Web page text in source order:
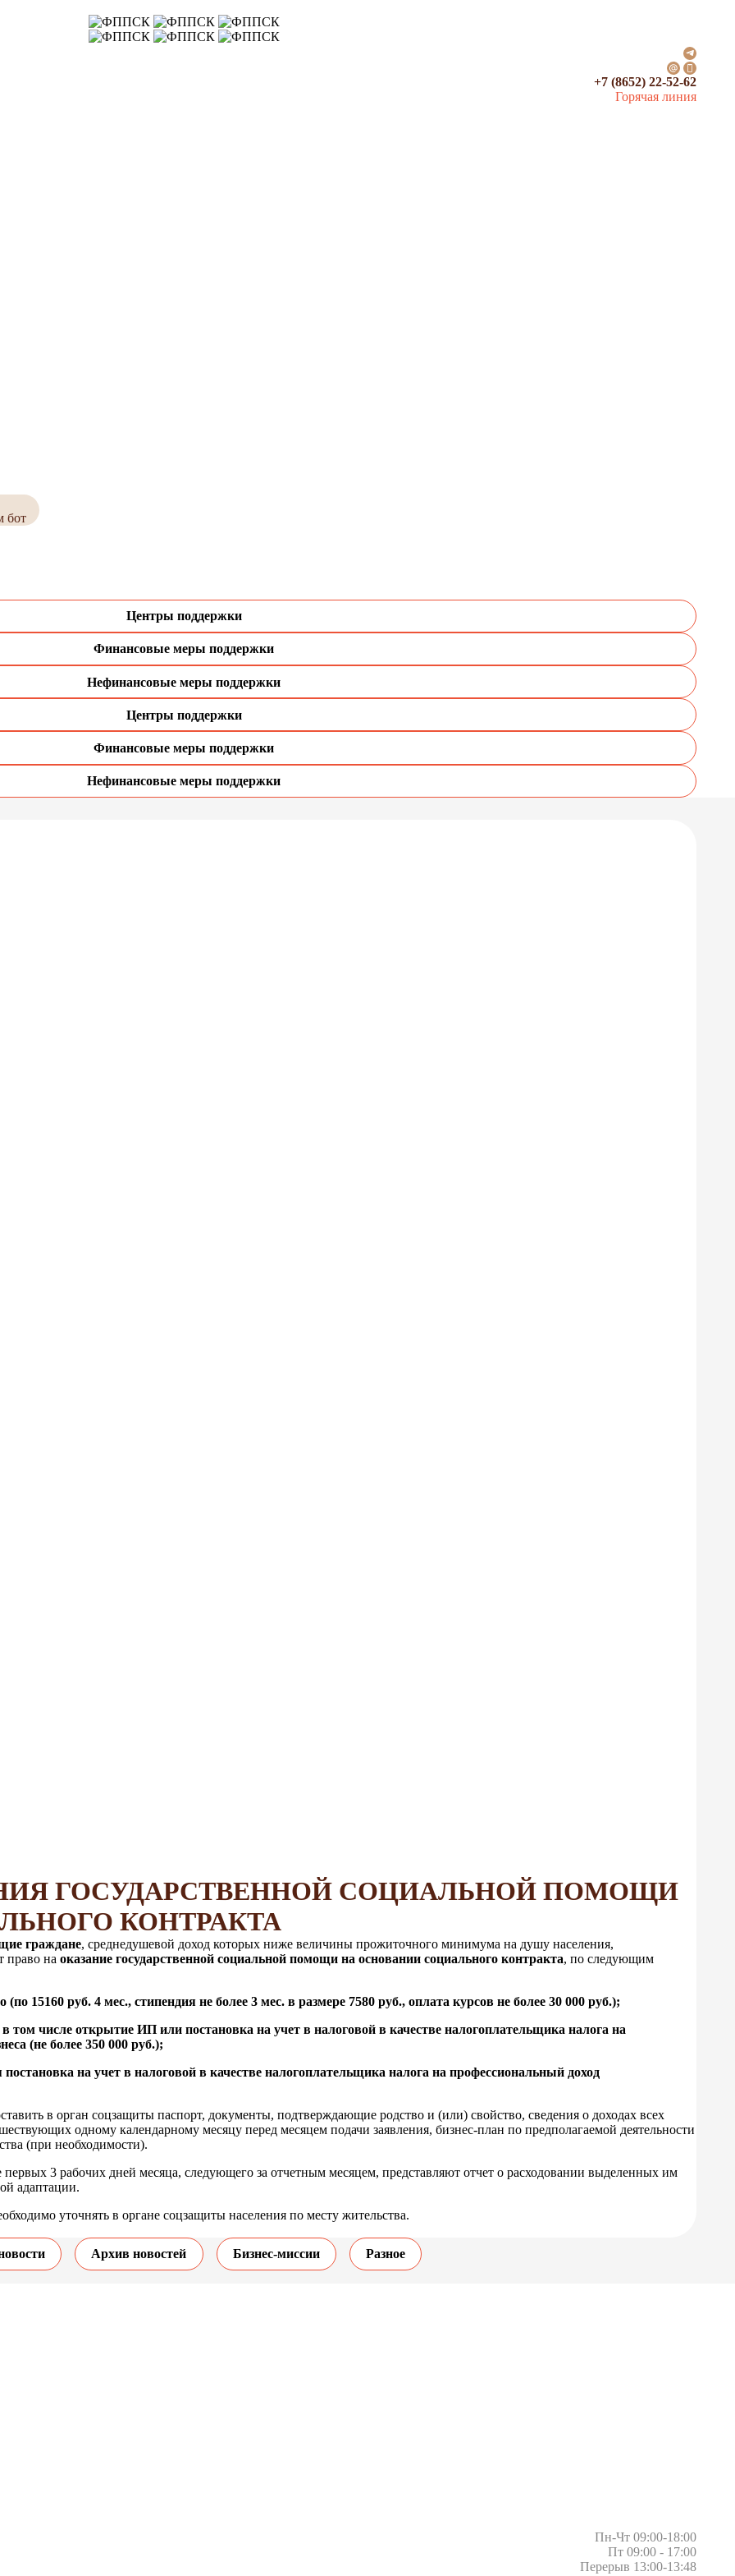
+7 (8652) 22-52-62
Горячая линия
бот
Центры поддержки
Финансовые меры поддержки
Нефинансовые меры поддержки
Центры поддержки
Финансовые меры поддержки
Нефинансовые меры поддержки
ГОСУДАРСТВЕННОЙ СОЦИАЛЬНОЙ ПОМОЩИ
КОНТРАКТА
граждане, среднедушевой доход которых ниже величины прожиточного минимума на душу населения,
право наоказание государственной социальной помощи на основании социального контракта, по следующим
15160 руб. 4 мес., стипендия не более 3 мес. в размере 7580 руб., оплата курсов не более 30 000 руб.);
том числе открытие ИП или постановка на учет в налоговой в качестве налогоплательщика налога на
(не более 350 000 руб.);
постановка на учет в налоговой в качестве налогоплательщика налога на профессиональный доход
в орган соцзащиты паспорт, документы, подтверждающие родство и (или) свойство, сведения о доходах всех
одному календарному месяцу перед месяцем подачи заявления, бизнес-план по предполагаемой деятельности
(при необходимости).
3 рабочих дней месяца, следующего за отчетным месяцем, представляют отчет о расходовании выделенных им
адаптации.
уточнять в органе соцзащиты населения по месту жительства.
Архив новостей Бизнес-миссии Разное
Пн-Чт 09:00-18:00
Пт 09:00 - 17:00
Перерыв 13:00-13:48